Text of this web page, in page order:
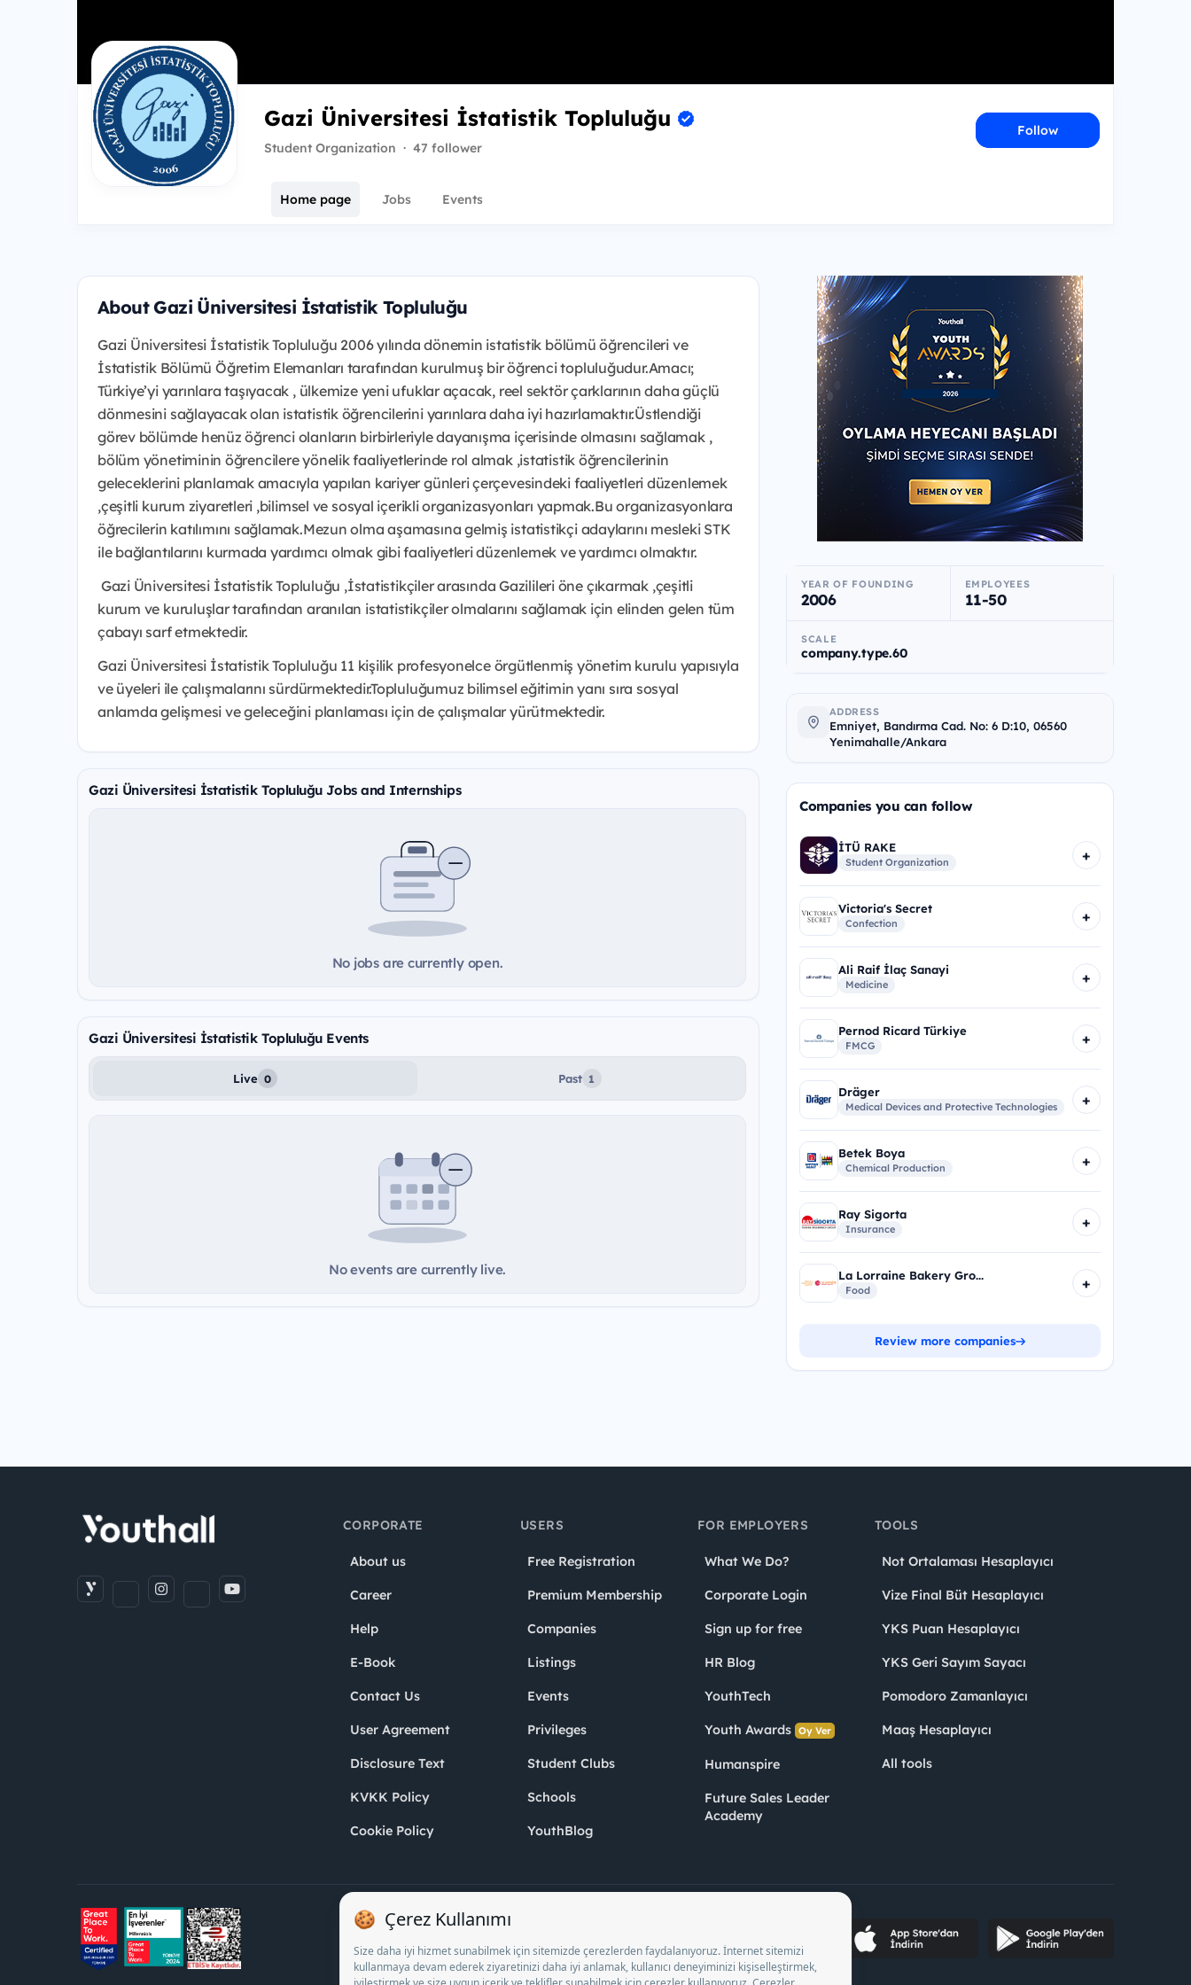
Gazi Üniversitesi İstatistik Topluluğu
Student Organization · 47 follower
Follow
Home page Jobs Events
About Gazi Üniversitesi İstatistik Topluluğu
Gazi Üniversitesi İstatistik Topluluğu 2006 yılında dönemin istatistik bölümü öğrencileri ve
İstatistik Bölümü Öğretim Elemanları tarafından kurulmuş bir öğrenci topluluğudur.Amacı;
Türkiye’yi yarınlara taşıyacak , ülkemize yeni ufuklar açacak, reel sektör çarklarının daha güçlü
dönmesini sağlayacak olan istatistik öğrencilerini yarınlara daha iyi hazırlamaktır.Üstlendiği
görev bölümde henüz öğrenci olanların birbirleriyle dayanışma içerisinde olmasını sağlamak ,
bölüm yönetiminin öğrencilere yönelik faaliyetlerinde rol almak ,istatistik öğrencilerinin
geleceklerini planlamak amacıyla yapılan kariyer günleri çerçevesindeki faaliyetleri düzenlemek
,çeşitli kurum ziyaretleri ,bilimsel ve sosyal içerikli organizasyonları yapmak.Bu organizasyonlara
öğrecilerin katılımını sağlamak.Mezun olma aşamasına gelmiş istatistikçi adaylarını mesleki STK
ile bağlantılarını kurmada yardımcı olmak gibi faaliyetleri düzenlemek ve yardımcı olmaktır.
Gazi Üniversitesi İstatistik Topluluğu ,İstatistikçiler arasında Gazilileri öne çıkarmak ,çeşitli
kurum ve kuruluşlar tarafından aranılan istatistikçiler olmalarını sağlamak için elinden gelen tüm
çabayı sarf etmektedir.
Gazi Üniversitesi İstatistik Topluluğu 11 kişilik profesyonelce örgütlenmiş yönetim kurulu yapısıyla
ve üyeleri ile çalışmalarını sürdürmektedir.Topluluğumuz bilimsel eğitimin yanı sıra sosyal
anlamda gelişmesi ve geleceğini planlaması için de çalışmalar yürütmektedir.
Gazi Üniversitesi İstatistik Topluluğu Jobs and Internships
No jobs are currently open.
Gazi Üniversitesi İstatistik Topluluğu Events
Live 0 Past 1
No events are currently live.
YEAR OF FOUNDING
2006
EMPLOYEES
11-50
SCALE
company.type.60
ADDRESS
Emniyet, Bandırma Cad. No: 6 D:10, 06560
Yenimahalle/Ankara
Companies you can follow
İTÜ RAKE
Student Organization +
Victoria's Secret
Confection +
Ali Raif İlaç Sanayi
Medicine +
Pernod Ricard Türkiye
FMCG +
Dräger
Medical Devices and Protective Technologies +
Betek Boya
Chemical Production +
Ray Sigorta
Insurance +
La Lorraine Bakery Gro...
Food +
Review more companies
CORPORATE
About us
Career
Help
E-Book
Contact Us
User Agreement
Disclosure Text
KVKK Policy
Cookie Policy
USERS
Free Registration
Premium Membership
Companies
Listings
Events
Privileges
Student Clubs
Schools
YouthBlog
FOR EMPLOYERS
What We Do?
Corporate Login
Sign up for free
HR Blog
YouthTech
Youth Awards Oy Ver
Humanspire
Future Sales Leader
Academy
TOOLS
Not Ortalaması Hesaplayıcı
Vize Final Büt Hesaplayıcı
YKS Puan Hesaplayıcı
YKS Geri Sayım Sayacı
Pomodoro Zamanlayıcı
Maaş Hesaplayıcı
All tools